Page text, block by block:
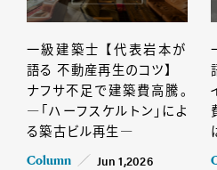
一級建築士 【代表岩本が
語る 不動産再生のコツ】
ナフサ不足で建築費高騰。
―「ハーフスケルトン」によ
る築古ビル再生―
Column Jun 1,2026